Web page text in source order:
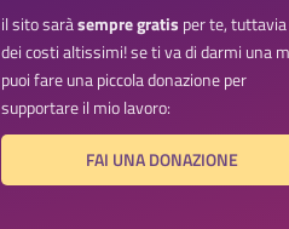
il sito saràsempre gratis per te,
dei costi altissimi! se ti va di darmi una
puoi fare una piccola donazione per
supportare il mio lavoro:
FAI UNA DONAZIONE